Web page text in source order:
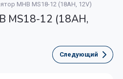
MHB MS18-12 (18AH, 12V)
MS18-12 (18AH,
Следующий